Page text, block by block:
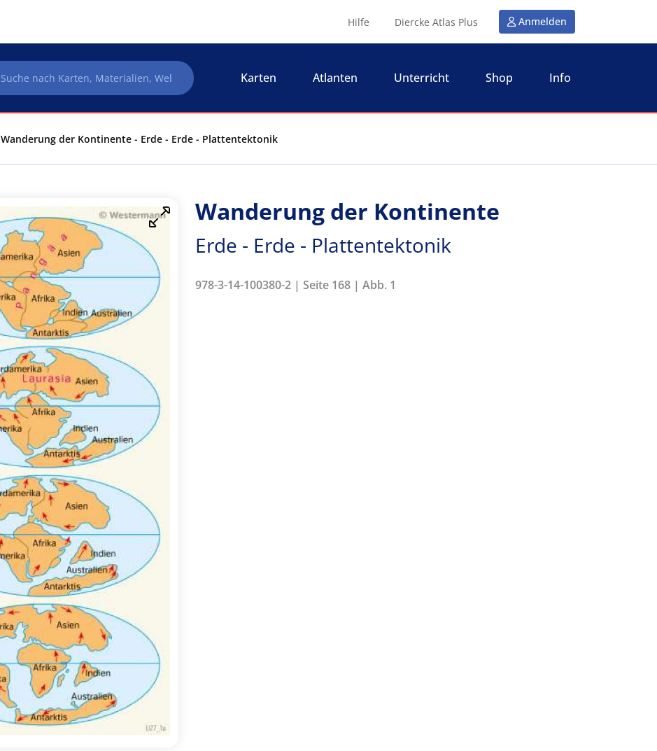
Hilfe Diercke Atlas Plus Anmelden
Karten Atlanten Unterricht Shop Info
Wanderung der Kontinente - Erde - Erde - Plattentektonik
Wanderung der Kontinente
Erde - Erde - Plattentektonik
978-3-14-100380-2 | Seite 168 | Abb. 1